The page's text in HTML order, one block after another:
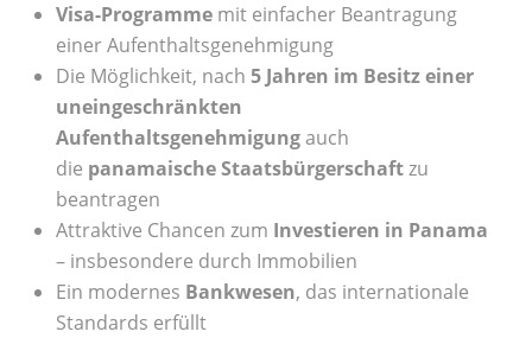
Visa-Programme mit einfacher Beantragung
einer Aufenthaltsgenehmigung
Die Möglichkeit, nach 5 Jahren im Besitz einer
uneingeschränkten
Aufenthaltsgenehmigungauch
die panamaische Staatsbürgerschaftzu
beantragen
Attraktive Chancen zum Investieren in Panama
– insbesondere durch Immobilien
Ein modernes Bankwesen, das internationale
Standards erfüllt